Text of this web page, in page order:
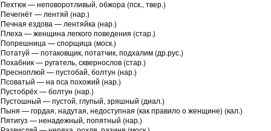
Пехтюк — неповоротливый, обжора (пск., твер.)
Печегнёт — лентяй (нар.)
Печная ездова — лентяйка (нар.)
Плеха — женщина легкого поведения (стар.)
Попрешница — спорщица (моск.)
Потатуй — потаковщик, потатчик, подхалим (др.рус.)
Похабник — ругатель, сквернослов (стар.)
Пресноплюй — пустобай, болтун (нар.)
Псоватый — на пса похожий (нар.)
Пустобрёх — болтун (нар.)
Пустошный — пустой, глупый, зряшный (диал.)
Пыня — гордая, надутая, недоступная (как правило о женщине) (кал.)
Пятигуз — ненадежный, попятный (нар.)